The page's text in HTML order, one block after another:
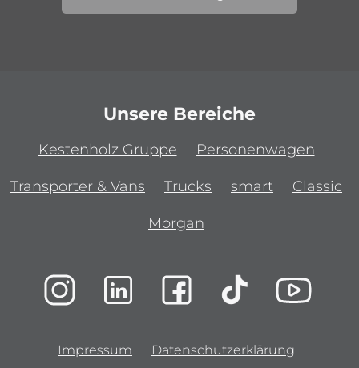
Unsere Bereiche
Kestenholz Gruppe Personenwagen
Transporter & Vans Trucks smart Classic
Morgan
Impressum
Datenschutzerklärung